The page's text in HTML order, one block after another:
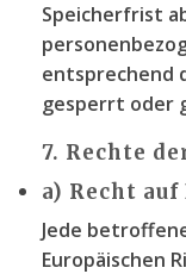
Speicherfrist
entsprechend
gesperrt oder
7. Rechte
a) Recht
Jede
Europäischen